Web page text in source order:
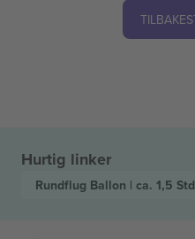
Hurtig linker
Rundflug Ballon | ca. 1,5